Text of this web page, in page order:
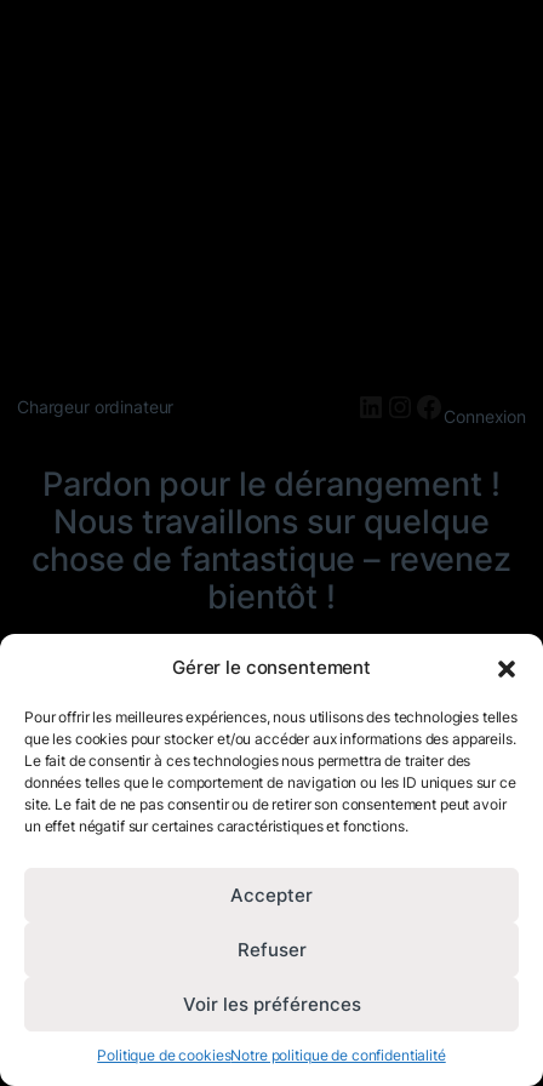
Gérer le consentement
Pour offrir les meilleures expériences, nous utilisons des technologies telles
que les cookies pour stocker et/ou accéder aux informations des appareils.
Le fait de consentir à ces technologies nous permettra de traiter des
données telles que le comportement de navigation ou les ID uniques sur ce
site. Le fait de ne pas consentir ou de retirer son consentement peut avoir
un effet négatif sur certaines caractéristiques et fonctions.
Accepter
Refuser
Voir les préférences
Politique de cookiesNotre politique de confidentialité
Chargeur ordinateur LinkedIn
Instagram
Connexion
Pardon pour le dérangement !
Nous travaillons sur quelque
chose de fantastique – revenez
bientôt !